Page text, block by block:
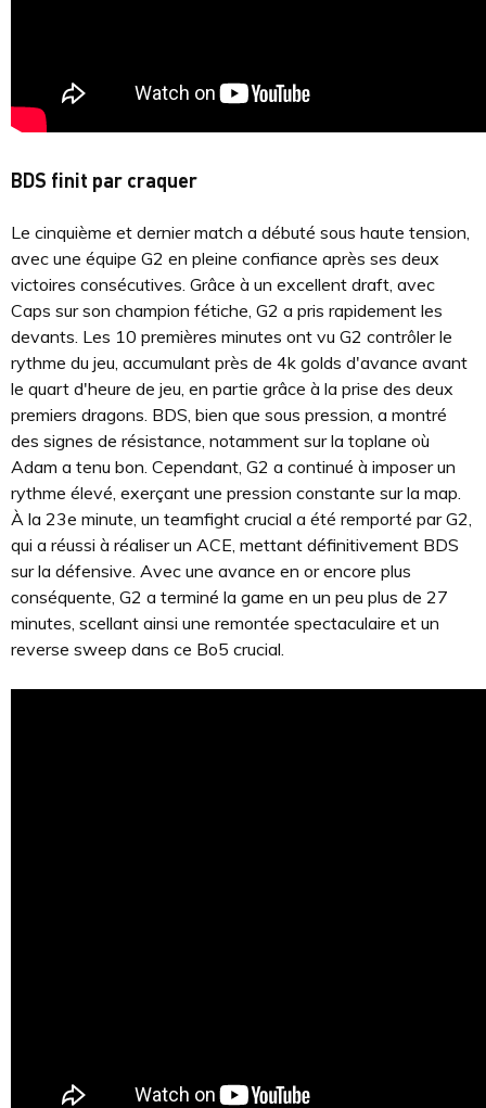
BDS finit par craquer
Le cinquième et dernier match a débuté sous haute tension,
avec une équipe G2 en pleine confiance après ses deux
victoires consécutives. Grâce à un excellent draft, avec
Caps sur son champion fétiche, G2 a pris rapidement les
devants. Les 10 premières minutes ont vu G2 contrôler le
rythme du jeu, accumulant près de 4k golds d'avance avant
le quart d'heure de jeu, en partie grâce à la prise des deux
premiers dragons. BDS, bien que sous pression, a montré
des signes de résistance, notamment sur la toplane où
Adam a tenu bon. Cependant, G2 a continué à imposer un
rythme élevé, exerçant une pression constante sur la map.
À la 23e minute, un teamfight crucial a été remporté par G2,
qui a réussi à réaliser un ACE, mettant définitivement BDS
sur la défensive. Avec une avance en or encore plus
conséquente, G2 a terminé la game en un peu plus de 27
minutes, scellant ainsi une remontée spectaculaire et un
reverse sweep dans ce Bo5 crucial.